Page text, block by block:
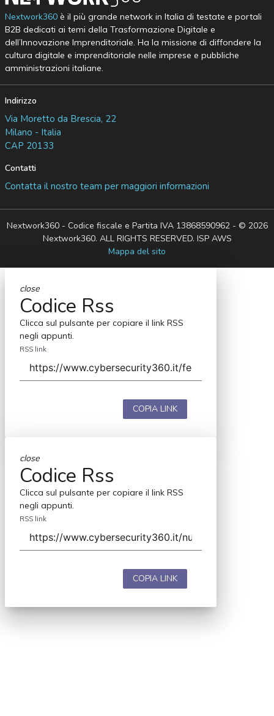
Nextwork360è il più grande network in Italia di testate e portali
B2B dedicati ai temi della Trasformazione Digitale e
dell’Innovazione Imprenditoriale. Ha la missione di diffondere la
cultura digitale e imprenditoriale nelle imprese e pubbliche
amministrazioni italiane.
Indirizzo
Via Moretto da Brescia, 22
Milano - Italia
CAP 20133
Contatti
Contatta il nostro team per maggiori informazioni
Nextwork360 - Codice fiscale e Partita IVA 13868590962 - © 2026
Nextwork360. ALL RIGHTS RESERVED. ISP AWS
Mappa del sito
close
Codice Rss
Clicca sul pulsante per copiare il link RSS
negli appunti.
RSS link
COPIA LINK
close
Codice Rss
Clicca sul pulsante per copiare il link RSS
negli appunti.
RSS link
COPIA LINK